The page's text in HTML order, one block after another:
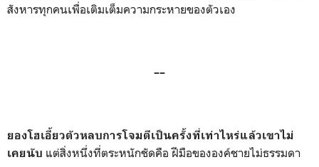
สังหารทุกคนเพื่อเติมเต็มความกระหายของตัวเอง
––
ยองโฮเอี้ยวตัวหลบการโจมตีเป็นครั้งที่เท่าไหร่แล้วเขาไม่
เคยนับ แต่สิ่งหนึ่งที่ตระหนักชัดคือ ฝีมือขององค์ชายไม่ธรรมดา